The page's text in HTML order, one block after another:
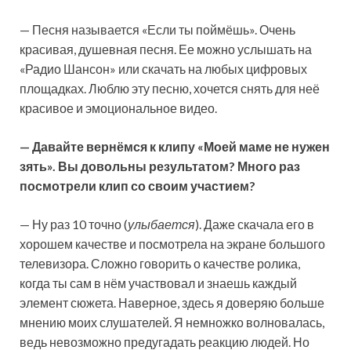
— Песня называется «Если ты поймёшь». Очень
красивая, душевная песня. Ее можно услышать на
«Радио Шансон» или скачать на любых цифровых
площадках. Люблю эту песню, хочется снять для неё
красивое и эмоциональное видео.
— Давайте вернёмся к клипу «Моей маме не нужен
зять». Вы довольны результатом? Много раз
посмотрели клип со своим участием?
— Ну раз 10 точно (улыбается). Даже скачала его в
хорошем качестве и посмотрела на экране большого
телевизора. Сложно говорить о качестве ролика,
когда ты сам в нём участвовал и знаешь каждый
элемент сюжета. Наверное, здесь я доверяю больше
мнению моих слушателей. Я немножко волновалась,
ведь невозможно предугадать реакцию людей. Но